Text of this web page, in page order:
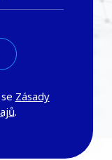
Zásady
.